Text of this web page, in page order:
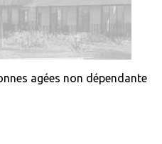
agées non dépendante